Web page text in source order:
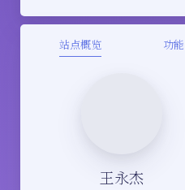
站点概览 功能
王永杰